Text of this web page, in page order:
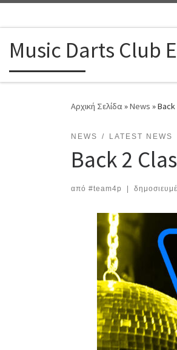
Music Darts Club
Αρχική Σελίδα»News »Back
NEWS LATEST NEWS
Back 2
από #team4p